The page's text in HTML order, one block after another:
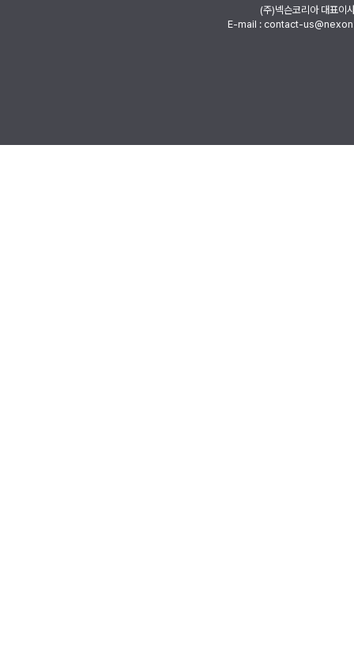
(주)넥슨코리아 대표이
E-mail : contact-